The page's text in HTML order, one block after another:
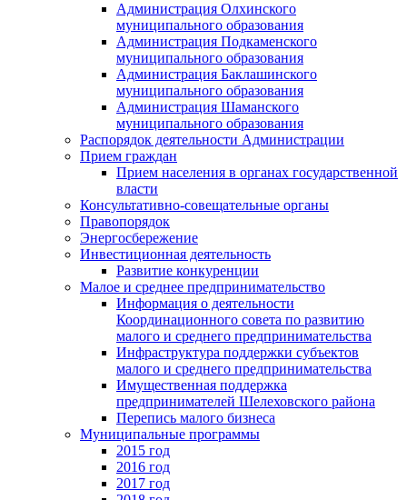
Администрация Олхинского
муниципального образования
Администрация Подкаменского
муниципального образования
Администрация Баклашинского
муниципального образования
Администрация Шаманского
муниципального образования
Распорядок деятельности Администрации
Прием граждан
Прием населения в органах государственной
власти
Консультативно-совещательные органы
Правопорядок
Энергосбережение
Инвестиционная деятельность
Развитие конкуренции
Малое и среднее предпринимательство
Информация о деятельности
Координационного совета по развитию
малого и среднего предпринимательства
Инфраструктура поддержки субъектов
малого и среднего предпринимательства
Имущественная поддержка
предпринимателей Шелеховского района
Перепись малого бизнеса
Муниципальные программы
2015 год
2016 год
2017 год